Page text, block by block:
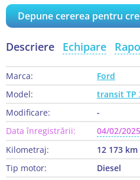
Depune cererea pentru
Descriere Echipare
Marca:
Ford
Model:
transit TP
Modificare:
-
Data înregistrării:
04/02/2025
Kilometraj:
12 173 km
Tip motor:
Diesel